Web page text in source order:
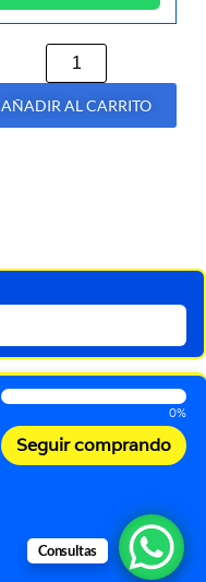
AÑADIR AL CARRITO
Consultas
0%
Seguir comprando